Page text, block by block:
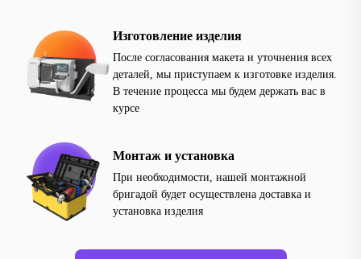
Изготовление изделия
После согласования макета и уточнения всех
деталей, мы приступаем к изготовке изделия.
В течение процесса мы будем держать вас в
курсе
Монтаж и установка
При необходимости, нашей монтажной
бригадой будет осуществлена доставка и
установка изделия